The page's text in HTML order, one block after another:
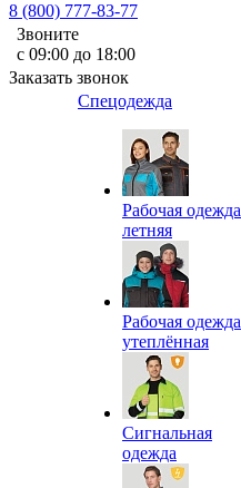
8 (800) 777-83-77
Звоните
с 09:00 до 18:00
Заказать звонок
Спецодежда
Рабочая одежда
летняя
Рабочая одежда
утеплённая
Сигнальная
одежда